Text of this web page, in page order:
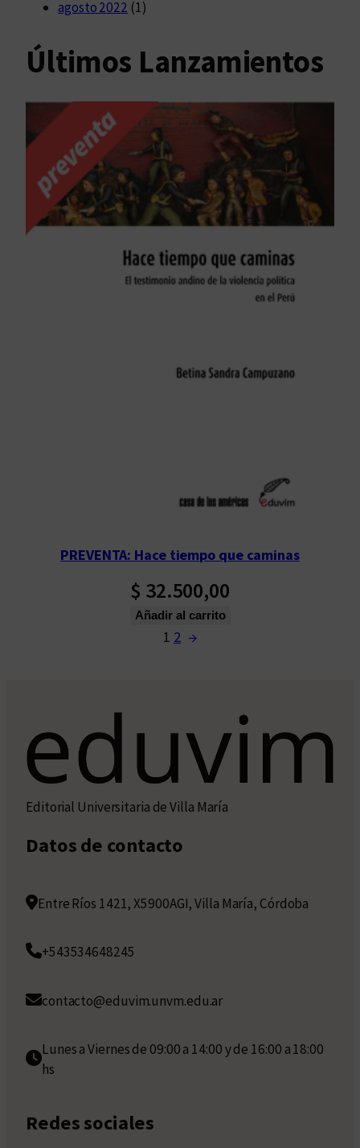
agosto 2022 (1)
Últimos Lanzamientos
PREVENTA: Hace tiempo que caminas
$ 32.500,00
Añadir al carrito
1 2 →
Editorial Universitaria de Villa María
Datos de contacto
Entre Ríos 1421, X5900AGI, Villa María, Córdoba
+543534648245
contacto@eduvim.unvm.edu.ar
Lunes a Viernes de 09:00 a 14:00 y de 16:00 a 18:00
hs
Redes sociales